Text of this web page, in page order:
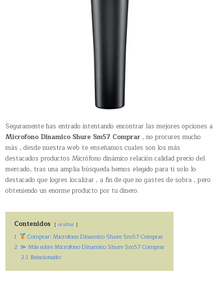
Seguramente has entrado intentando encontrar las mejores opciones a
Microfono Dinamico Shure Sm57 Comprar , no procures mucho
más , desde nuestra web te enseñamos cuales son los más
destacados productos Micrófono dinámico relación calidad precio del
mercado, tras una amplia búsqueda hemos elegido para ti solo lo
destacado que logres localizar , a fin de que no gastes de sobra , pero
obteniendo un enorme producto por tu dinero.
Contenidos ocultar
1
Comprar: Microfono Dinamico Shure Sm57 Comprar
2 ≫ Más sobre Microfono Dinamico Shure Sm57 Comprar
2.1 Relacionado: